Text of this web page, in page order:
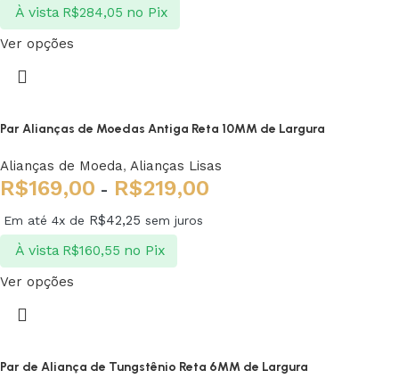
À vista R$284,05 no Pix
Ver opções
Par Alianças de Moedas Antiga Reta 10MM de Largura
Alianças de Moeda, Alianças Lisas
R$169,00 - R$219,00
Em até 4x de R$42,25 sem juros
À vista R$160,55 no Pix
Ver opções
Par de Aliança de Tungstênio Reta 6MM de Largura